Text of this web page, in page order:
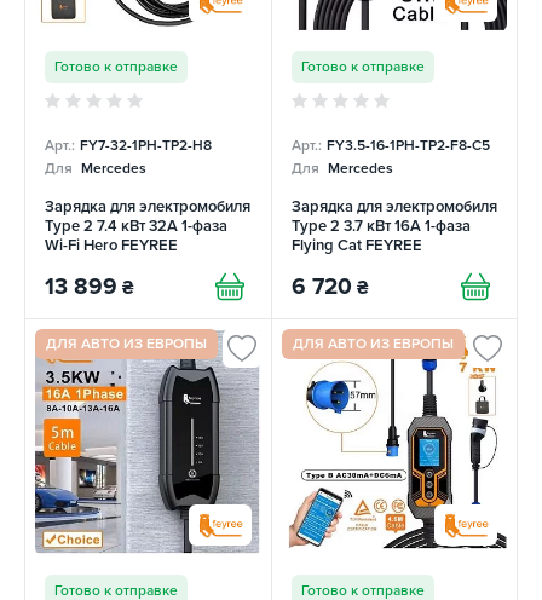
Готово к отправке
Арт.: FY7-32-1PH-TP2-H8
Для Mercedes
Зарядка для электромобиля
Type 2 7.4 кВт 32А 1-фаза
Wi-Fi Hero FEYREE
13 899 ₴
Готово к отправке
Арт.: FY3.5-16-1PH-TP2-F8-C5
Для Mercedes
Зарядка для электромобиля
Type 2 3.7 кВт 16А 1-фаза
Flying Cat FEYREE
6 720 ₴
ДЛЯ АВТО ИЗ ЕВРОПЫ
Готово к отправке
ДЛЯ АВТО ИЗ ЕВРОПЫ
Готово к отправке